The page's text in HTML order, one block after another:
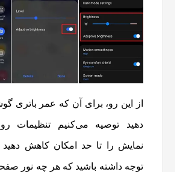
از این رو، برای آن که عمر باتری
دهید توصیه می‌کنیم تنظیمات
نمایش را تا حد امکان کاهش دهید
توجه داشته باشید که هر چه نور